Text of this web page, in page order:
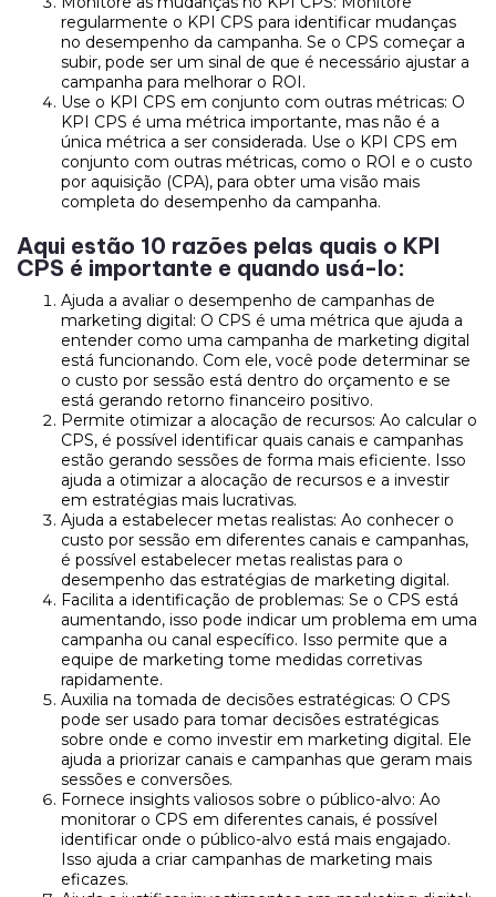
regularmente o KPI CPS para identificar mudanças
no desempenho da campanha. Se o CPS começar a
subir, pode ser um sinal de que é necessário ajustar a
campanha para melhorar o ROI.
Use o KPI CPS em conjunto com outras métricas: O
KPI CPS é uma métrica importante, mas não é a
única métrica a ser considerada. Use o KPI CPS em
conjunto com outras métricas, como o ROI e o custo
por aquisição (CPA), para obter uma visão mais
completa do desempenho da campanha.
Aqui estão 10 razões pelas quais o KPI
CPS é importante e quando usá-lo:
Ajuda a avaliar o desempenho de campanhas de
marketing digital: O CPS é uma métrica que ajuda a
entender como uma campanha de marketing digital
está funcionando. Com ele, você pode determinar se
o custo por sessão está dentro do orçamento e se
está gerando retorno financeiro positivo.
Permite otimizar a alocação de recursos: Ao calcular o
CPS, é possível identificar quais canais e campanhas
estão gerando sessões de forma mais eficiente. Isso
ajuda a otimizar a alocação de recursos e a investir
em estratégias mais lucrativas.
Ajuda a estabelecer metas realistas: Ao conhecer o
custo por sessão em diferentes canais e campanhas,
é possível estabelecer metas realistas para o
desempenho das estratégias de marketing digital.
Facilita a identificação de problemas: Se o CPS está
aumentando, isso pode indicar um problema em uma
campanha ou canal específico. Isso permite que a
equipe de marketing tome medidas corretivas
rapidamente.
Auxilia na tomada de decisões estratégicas: O CPS
pode ser usado para tomar decisões estratégicas
sobre onde e como investir em marketing digital. Ele
ajuda a priorizar canais e campanhas que geram mais
sessões e conversões.
Fornece insights valiosos sobre o público-alvo: Ao
monitorar o CPS em diferentes canais, é possível
identificar onde o público-alvo está mais engajado.
Isso ajuda a criar campanhas de marketing mais
eficazes.